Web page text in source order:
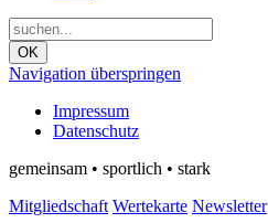
OK
Navigation überspringen
Impressum
Datenschutz
gemeinsam • sportlich • stark
Mitgliedschaft Wertekarte Newsletter